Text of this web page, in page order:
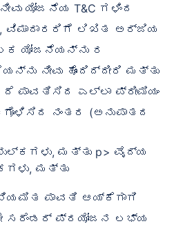
ನೀವು ಯೋಜನೆಯ T&C ಗಳಿಂದ
ವಿಮಾದಾರರಿಗೆ ಲಿಖಿತ ಅರ್ಜಿಯ
ಯೋಜನೆಯನ್ನು ರ
ನೀವು ಹೊಂದಿದ್ದೀರಿ ಮತ್ತು
ಪಾವತಿಸಿದ ಎಲ್ಲಾ ಪ್ರೀಮಿಯಂ
ನಂತರ (ಅನುಪಾತದ
ಮತ್ತು p> ವೈದ್ಯ
ಮತ್ತು
ಪಾವತಿ ಆಯ್ಕೆಗಾಗಿ
ಸರೆಂಡರ್ ಪ್ರಯೋಜನ ಲಭ್ಯ